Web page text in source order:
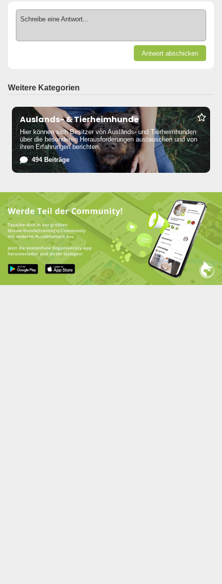
Schreibe eine Antwort...
Antwort abschicken
Weitere Kategorien
Auslands- & Tierheimhunde
Hier können sich Besitzer von Auslands- und Tierheimhunden
über die besonderen Herausforderungen austauschen und von
ihren Erfahrungen berichten.
494 Beiträge